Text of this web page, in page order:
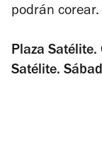
podrán corear.
Plaza
Satélite.